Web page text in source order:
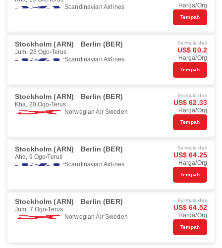
Scandinavian Airlines
Harga/Org
Tempah
Stockholm (ARN) Berlin (BER)
Jum, 28 Ogo Terus
Scandinavian Airlines
Bermula dari
US$ 60.2
Harga/Org
Tempah
Stockholm (ARN) Berlin (BER)
Kha, 20 Ogo Terus
Norwegian Air Sweden
Bermula dari
US$ 62.33
Harga/Org
Tempah
Stockholm (ARN) Berlin (BER)
Ahd, 9 Ogo Terus
Scandinavian Airlines
Bermula dari
US$ 64.25
Harga/Org
Tempah
Stockholm (ARN) Berlin (BER)
Jum, 7 Ogo Terus
Norwegian Air Sweden
Bermula dari
US$ 64.52
Harga/Org
Tempah